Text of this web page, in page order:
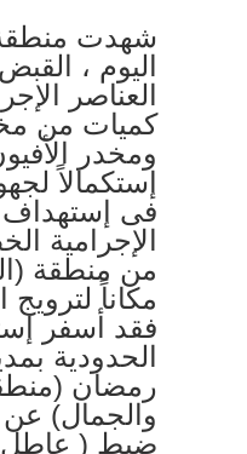
شهدت
اليوم ،
العناصر
كميات من
ومخدر
إستكمالاً
فى إستهداف
الإجرامية
من منطقة
مكاناً
فقد أسفر
الحدودية
رمضان
والجمال) عن